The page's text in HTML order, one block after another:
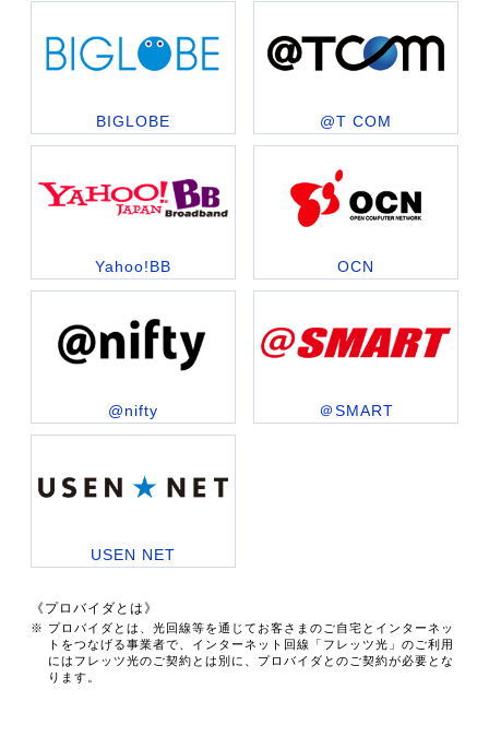
BIGLOBE @T COM
Yahoo!BB OCN
@nifty ＠SMART
USEN NET
《プロバイダとは》
※ プロバイダとは、光回線等を通じてお客さまのご自宅とインターネッ
トをつなげる事業者で、インターネット回線「フレッツ光」のご利用
にはフレッツ光のご契約とは別に、プロバイダとのご契約が必要とな
ります。